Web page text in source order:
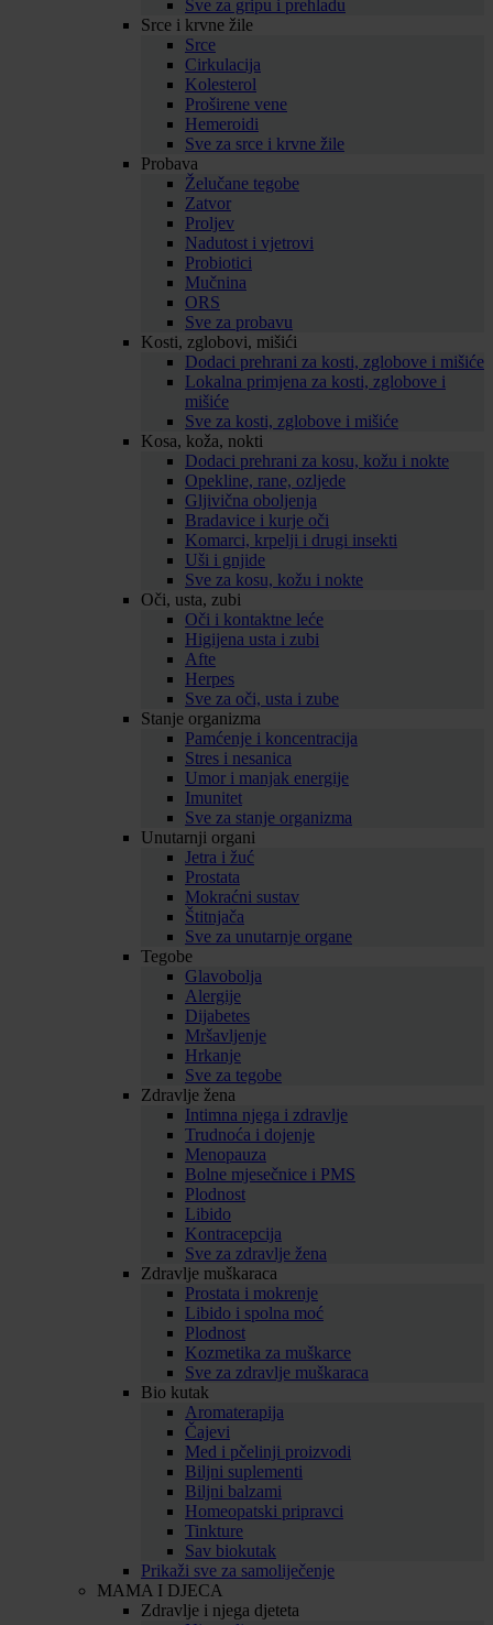
Sve za gripu i prehladu
Srce i krvne žile
Srce
Cirkulacija
Kolesterol
Proširene vene
Hemeroidi
Sve za srce i krvne žile
Probava
Želučane tegobe
Zatvor
Proljev
Nadutost i vjetrovi
Probiotici
Mučnina
ORS
Sve za probavu
Kosti, zglobovi, mišići
Dodaci prehrani za kosti, zglobove i mišiće
Lokalna primjena za kosti, zglobove i
mišiće
Sve za kosti, zglobove i mišiće
Kosa, koža, nokti
Dodaci prehrani za kosu, kožu i nokte
Opekline, rane, ozljede
Gljivična oboljenja
Bradavice i kurje oči
Komarci, krpelji i drugi insekti
Uši i gnjide
Sve za kosu, kožu i nokte
Oči, usta, zubi
Oči i kontaktne leće
Higijena usta i zubi
Afte
Herpes
Sve za oči, usta i zube
Stanje organizma
Pamćenje i koncentracija
Stres i nesanica
Umor i manjak energije
Imunitet
Sve za stanje organizma
Unutarnji organi
Jetra i žuć
Prostata
Mokraćni sustav
Štitnjača
Sve za unutarnje organe
Tegobe
Glavobolja
Alergije
Dijabetes
Mršavljenje
Hrkanje
Sve za tegobe
Zdravlje žena
Intimna njega i zdravlje
Trudnoća i dojenje
Menopauza
Bolne mjesečnice i PMS
Plodnost
Libido
Kontracepcija
Sve za zdravlje žena
Zdravlje muškaraca
Prostata i mokrenje
Libido i spolna moć
Plodnost
Kozmetika za muškarce
Sve za zdravlje muškaraca
Bio kutak
Aromaterapija
Čajevi
Med i pčelinji proizvodi
Biljni suplementi
Biljni balzami
Homeopatski pripravci
Tinkture
Sav biokutak
Prikaži sve za samoliječenje
MAMA I DJECA
Zdravlje i njega djeteta